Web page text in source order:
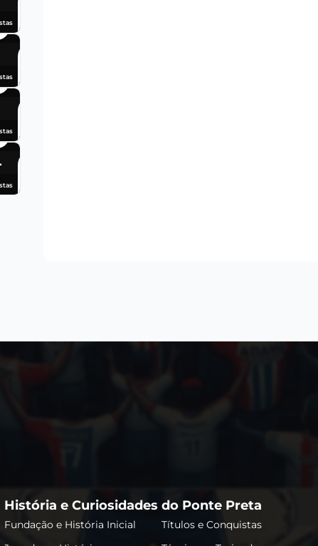
História e Curiosidades do Ponte Preta
Fundação e História Inicial
Títulos e Conquistas